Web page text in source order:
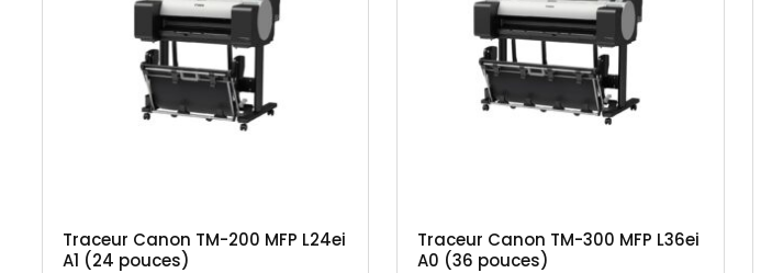
Traceur Canon TM-200 MFP L24ei
A1 (24 pouces)
Traceur Canon TM-300 MFP L36ei
A0 (36 pouces)